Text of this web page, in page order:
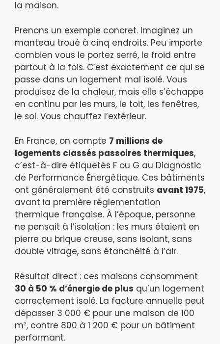
la maison.
Prenons un exemple concret. Imaginez un
manteau troué à cinq endroits. Peu importe
combien vous le portez serré, le froid entre
partout à la fois. C’est exactement ce qui se
passe dans un logement mal isolé. Vous
produisez de la chaleur, mais elle s’échappe
en continu par les murs, le toit, les fenêtres,
le sol. Vous chauffez l’extérieur.
En France, on compte 7 millions de
logements classés passoires thermiques,
c’est-à-dire étiquetés F ou G au Diagnostic
de Performance Énergétique. Ces bâtiments
ont généralement été construits avant 1975,
avant la première réglementation
thermique française. À l’époque, personne
ne pensait à l’isolation : les murs étaient en
pierre ou brique creuse, sans isolant, sans
double vitrage, sans étanchéité à l’air.
Résultat direct : ces maisons consomment
30 à 50 % d’énergie de plus qu’un logement
correctement isolé. La facture annuelle peut
dépasser 3 000 € pour une maison de 100
m², contre 800 à 1 200 € pour un bâtiment
performant.